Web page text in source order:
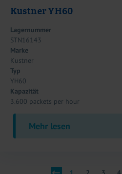
Kustner YH60
Lagernummer
STN16143
Marke
Kustner
Typ
YH60
Kapazität
3.600 packets per hour
Mehr lesen